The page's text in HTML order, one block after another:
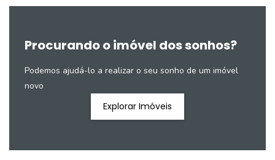
Procurando o imóvel dos sonhos?
Podemos ajudá-lo a realizar o seu sonho de um imóvel
novo
Explorar Imóveis